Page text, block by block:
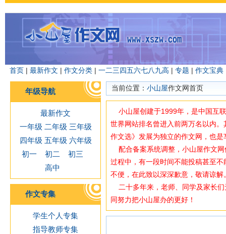
首页 | 最新作文 | 作文分类 | 一二三四五六七八九高 | 专题 | 作文宝典
年级导航
最新作文
一年级 二年级 三年级
四年级 五年级 六年级
初一
初二
初三
高中
作文专集
学生个人专集
指导教师专集
当前位置： 小山屋作文网首页
小山屋创建于1999年，是中国互
世界网站排名曾进入前两万名以内
作文选》发展为独立的作文网，也
配合备案系统调整，小山屋作文网
过程中，有一段时间不能投稿甚至
不便，在此致以深深歉意，敬请谅解
二十多年来，老师、同学及家长们
同努力把小山屋办的更好！